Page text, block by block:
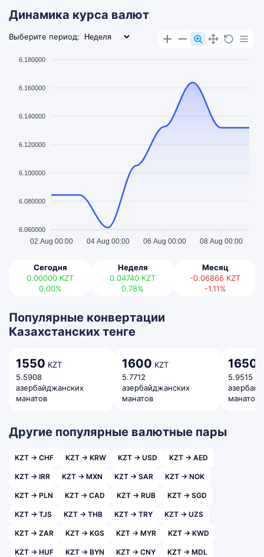
Динамика курса валют
Выберите период:
6.180000
6.160000
6.140000
6.120000
6.100000
6.080000
6.060000
02 Aug 00:00 04 Aug 00:00 06 Aug 00:00 08 Aug 00:00
Сегодня
0.00000 KZT
0.00%
Неделя
0.04740 KZT
0.78%
Месяц
-0.06866 KZT
-1.11%
Популярные конвертации
Казахстанских тенге
1550 KZT
5.5908
азербайджанских
манатов
1600 KZT
5.7712
азербайджанских
манатов
1650
5.9515
манатов
Другие популярные валютные пары
KZT → CHF KZT → KRW KZT → USD KZT → AED
KZT → IRR KZT → MXN KZT → SAR KZT → NOK
KZT → PLN KZT → CAD KZT → RUB KZT → SGD
KZT → TJS KZT → THB KZT → TRY KZT → UZS
KZT → ZAR KZT → KGS KZT → MYR KZT → KWD
KZT → HUF KZT → BYN KZT → CNY KZT → MDL